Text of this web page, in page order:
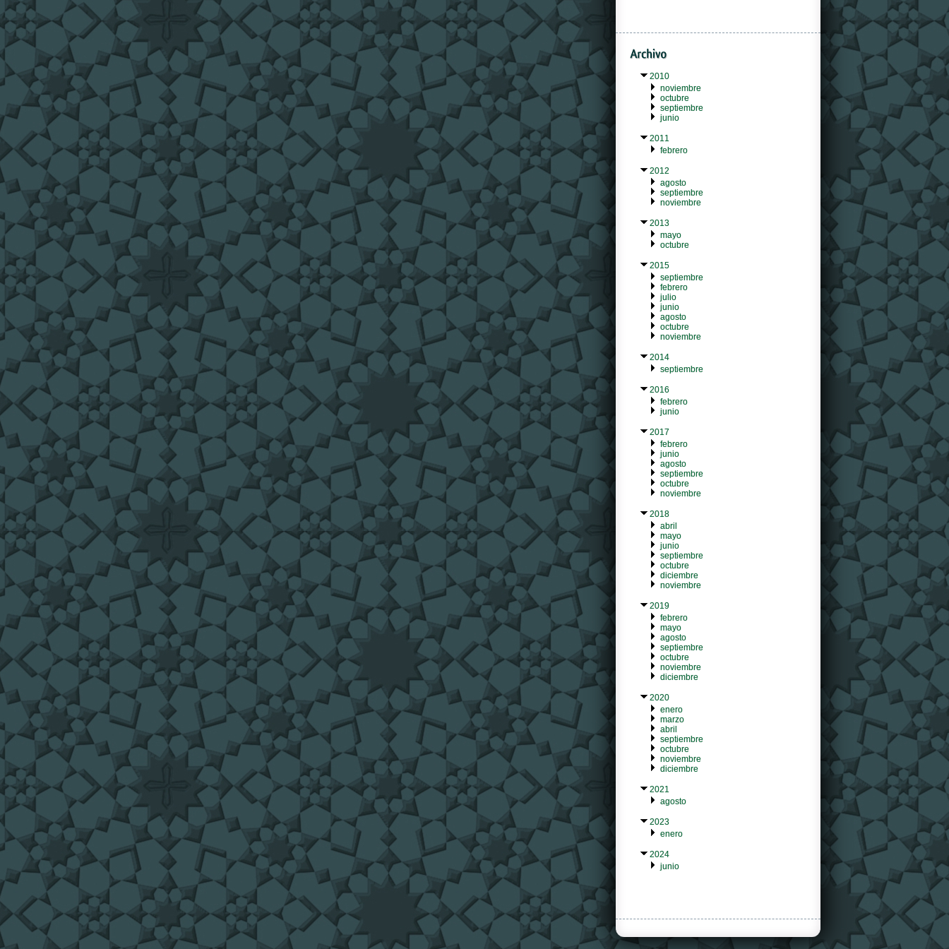
2010
noviembre
octubre
septiembre
junio
2011
febrero
2012
agosto
septiembre
noviembre
2013
mayo
octubre
2015
septiembre
febrero
julio
junio
agosto
octubre
noviembre
2014
septiembre
2016
febrero
junio
2017
febrero
junio
agosto
septiembre
octubre
noviembre
2018
abril
mayo
junio
septiembre
octubre
diciembre
noviembre
2019
febrero
mayo
agosto
septiembre
octubre
noviembre
diciembre
2020
enero
marzo
abril
septiembre
octubre
noviembre
diciembre
2021
agosto
2023
enero
2024
junio